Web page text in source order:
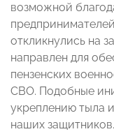
возможной
откликнулись на
направлен для
пензенских
СВО. Подобные
укреплению тыла
наших защитников.